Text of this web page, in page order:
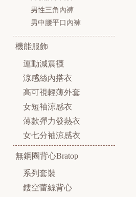
男性三角內褲
男中腰平口內褲
機能服飾
運動減震襪
涼感絲內搭衣
高可視輕薄外套
女短袖涼感衣
薄款彈力發熱衣
女七分袖涼感衣
無鋼圈背心Bratop
系列套裝
鏤空蕾絲背心